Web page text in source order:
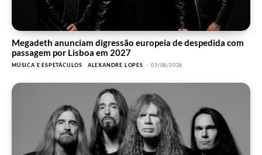
Megadeth anunciam digressão europeia de despedida com
passagem por Lisboa em 2027
MÚSICA E ESPETÁCULOS ALEXANDRE LOPES - 03/08/2026